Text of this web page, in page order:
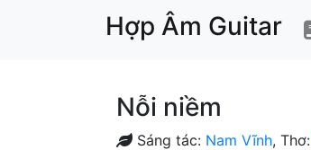
Hợp Âm Guitar
Nỗi niềm
Sáng tác: Nam Vĩnh, Thơ: